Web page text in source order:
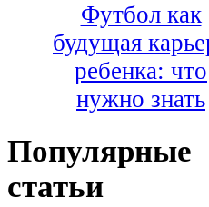
Футбол как
будущая
ребенка: что
нужно знать
Популярные
статьи